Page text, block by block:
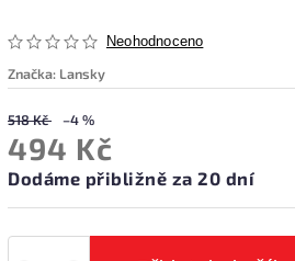
Neohodnoceno
Značka: Lansky
518 Kč –4 %
494 Kč
Dodáme přibližně za 20 dní